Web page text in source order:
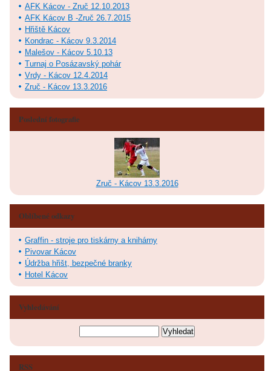
AFK Kácov - Zruč 12.10.2013
AFK Kácov B -Zruč 26.7.2015
Hřiště Kácov
Kondrac - Kácov 9.3.2014
Malešov - Kácov 5.10.13
Turnaj o Posázavský pohár
Vrdy - Kácov 12.4.2014
Zruč - Kácov 13.3.2016
Poslední fotografie
Zruč - Kácov 13.3.2016
Oblíbené odkazy
Graffin - stroje pro tiskárny a knihárny
Pivovar Kácov
Údržba hřišt, bezpečné branky
Hotel Kácov
Vyhledávání
RSS